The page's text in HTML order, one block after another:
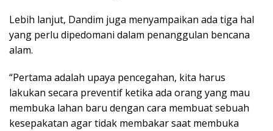
Lebih lanjut, Dandim juga menyampaikan ada tiga hal
yang perlu dipedomani dalam penanggulan bencana
alam.
“Pertama adalah upaya pencegahan, kita harus
lakukan secara preventif ketika ada orang yang mau
membuka lahan baru dengan cara membuat sebuah
kesepakatan agar tidak membakar saat membuka